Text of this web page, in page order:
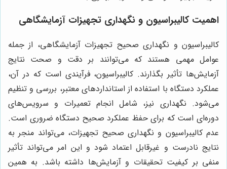
اهمیت کالیبراسیون و نگهداری تجهیزات آزمایشگاهی
کالیبراسیون و نگهداری صحیح تجهیزات آزمایشگاهی، از جمله
عوامل مهمی هستند که می‌توانند بر دقت و صحت نتایج
آزمایش‌ها تأثیر بگذارند. کالیبراسیون، فرآیندی است که در آن،
عملکرد دستگاه با استفاده از استانداردهای معتبر، بررسی و تنظیم
می‌شود. نگهداری نیز، شامل انجام تعمیرات و سرویس‌های
دوره‌ای است که برای حفظ عملکرد صحیح دستگاه ضروری است.
عدم کالیبراسیون و نگهداری صحیح تجهیزات، می‌تواند منجر به
نتایج نادرست و غیرقابل اعتماد شود و این امر می‌تواند تأثیر
منفی بر کیفیت تحقیقات و آزمایش‌ها داشته باشد. به همین